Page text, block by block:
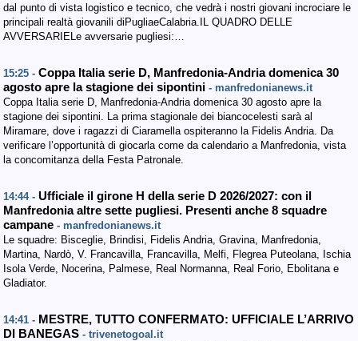
dal punto di vista logistico e tecnico, che vedrà i nostri giovani incrociare le
principali realtà giovanili diPugliaeCalabria.IL QUADRO DELLE
AVVERSARIELe avversarie pugliesi:…
15:25 - Coppa Italia serie D, Manfredonia-Andria domenica 30
agosto apre la stagione dei sipontini - manfredonianews.it
Coppa Italia serie D, Manfredonia-Andria domenica 30 agosto apre la
stagione dei sipontini. La prima stagionale dei biancocelesti sarà al
Miramare, dove i ragazzi di Ciaramella ospiteranno la Fidelis Andria. Da
verificare l’opportunità di giocarla come da calendario a Manfredonia, vista
la concomitanza della Festa Patronale.
14:44 - Ufficiale il girone H della serie D 2026/2027: con il
Manfredonia altre sette pugliesi. Presenti anche 8 squadre
campane - manfredonianews.it
Le squadre: Bisceglie, Brindisi, Fidelis Andria, Gravina, Manfredonia,
Martina, Nardò, V. Francavilla, Francavilla, Melfi, Flegrea Puteolana, Ischia
Isola Verde, Nocerina, Palmese, Real Normanna, Real Forio, Ebolitana e
Gladiator.
14:41 - MESTRE, TUTTO CONFERMATO: UFFICIALE L’ARRIVO
DI BANEGAS - trivenetogoal.it